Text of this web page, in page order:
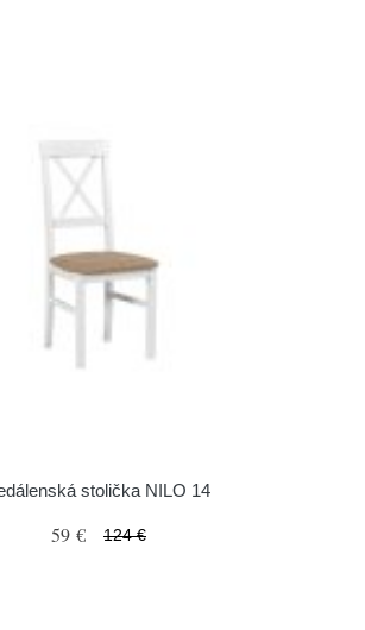
stolička NILO 14
59 € 124 €